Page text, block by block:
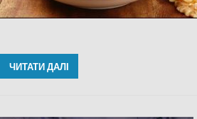
ЧИТАТИ ДАЛІ